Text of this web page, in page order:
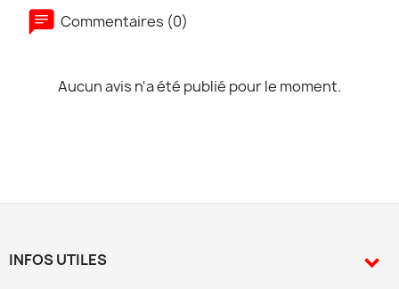
Commentaires (0)
Aucun avis n'a été publié pour le moment.
INFOS UTILES 